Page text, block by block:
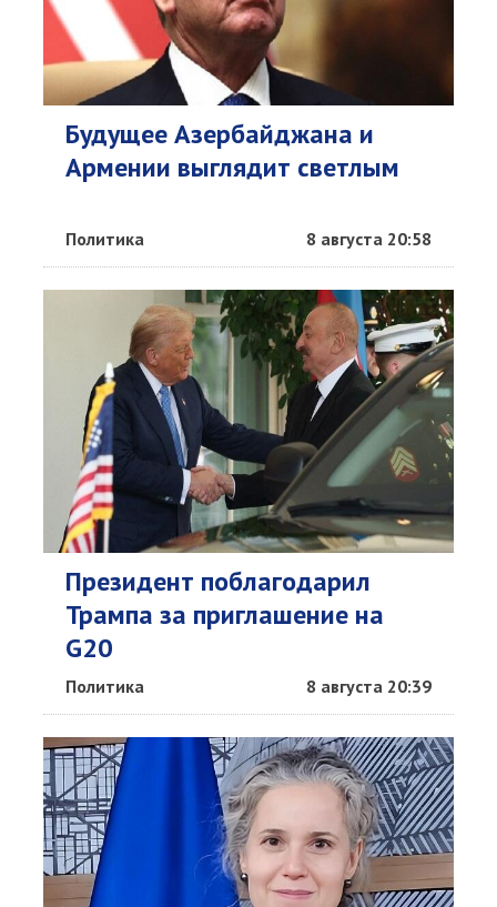
Будущее Азербайджана и
Армении выглядит светлым
Политика 8 августа 20:58
Президент поблагодарил
Трампа за приглашение на
G20
Политика 8 августа 20:39